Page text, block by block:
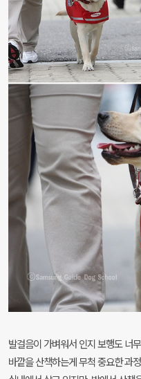
발걸음이 가벼워서 인지 보행도 너
바깥을 산책하는게 무척 중요한 과